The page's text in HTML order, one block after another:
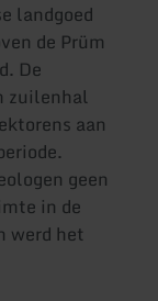
landgoed
de Prüm
De
zuilenhal
aan
geen
in de
werd het